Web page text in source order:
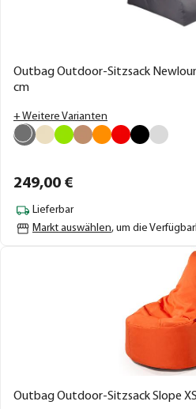
Outbag Outdoor-Sitzsack
cm
+ Weitere Varianten
249,00 €
Lieferbar
Markt auswählen, um die
Outbag Outdoor-Sitzsack Slope